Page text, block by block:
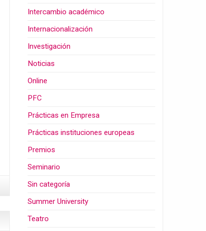
Intercambio académico
Internacionalización
Investigación
Noticias
Online
PFC
Prácticas en Empresa
Prácticas instituciones europeas
Premios
Seminario
Sin categoría
Summer University
Teatro